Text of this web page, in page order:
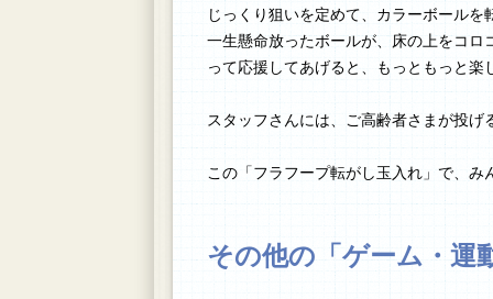
じっくり狙いを定めて、カラーボールを
一生懸命放ったボールが、床の上をコ
って応援してあげると、もっともっと楽
スタッフさんには、ご高齢者さまが投
この「フラフープ転がし玉入れ」で、
その他の「ゲーム・運